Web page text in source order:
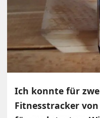
Ich konnte für
Fitnesstracker